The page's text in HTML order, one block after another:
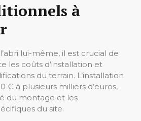
à
lui-même, il est crucial de
les coûts d’installation et
du terrain. L’installation
€ à plusieurs milliers d’euros,
du montage et les
du site.